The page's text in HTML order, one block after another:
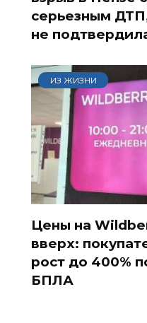
серьезным
не
ИЗ ЖИЗНИ
Цены на
вверх:
рост до 400%
БПЛА